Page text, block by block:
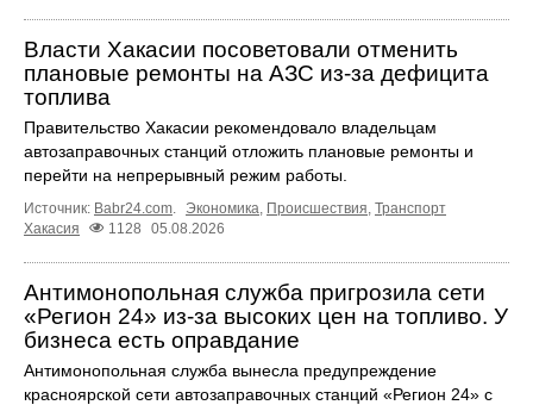
Власти Хакасии посоветовали отменить
плановые ремонты на АЗС из-за дефицита
топлива
Правительство Хакасии рекомендовало владельцам
автозаправочных станций отложить плановые ремонты и
перейти на непрерывный режим работы.
Источник: Babr24.com Экономика Происшествия Транспорт
Хакасия
1128 05.08.2026
Антимонопольная служба пригрозила сети
«Регион 24» из-за высоких цен на топливо. У
бизнеса есть оправдание
Антимонопольная служба вынесла предупреждение
красноярской сети автозаправочных станций «Регион 24» с